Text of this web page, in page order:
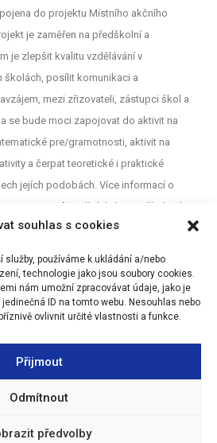
souhlas s cookies
služby, používáme k ukládání a/nebo
technologie jako jsou soubory cookies.
nám umožní zpracovávat údaje, jako je
ID na tomto webu. Nesouhlas nebo
ovlivnit určité vlastnosti a funkce.
Přijmout
Odmítnout
předvolby
do projektu Místního akčního
je zaměřen na předškolní a
je zlepšit kvalitu vzdělávání v
školách, posílit komunikaci a
mezi zřizovateli, zástupci škol a
se bude moci zapojovat do aktivit na
pre/gramotnosti, aktivit na
a čerpat teoretické i praktické
jejích podobách. Více informací o
. Pro neformální diskuzi o školství a
a dalšími aktéry z Olomouce jsou